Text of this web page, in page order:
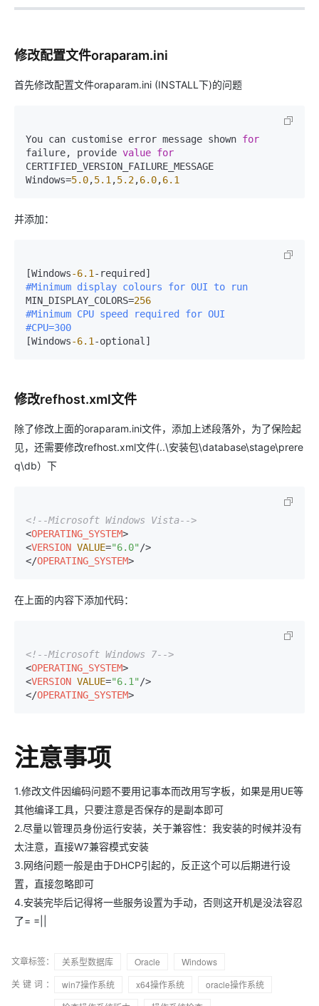
修改配置文件oraparam.ini
首先修改配置文件oraparam.ini (INSTALL下)的问题
You can customise error message shown for
failure, provide value for
CERTIFIED_VERSION_FAILURE_MESSAGE
Windows=5.0,5.1 ,5.2,6.0,6.1
并添加：
[Windows-6.1
#Minimum display colours for OUI to run
MIN_DISPLAY_COLORS=256
#Minimum CPU speed required for OUI
#CPU=300
[Windows-6.1 -optional]
修改refhost.xml文件
除了修改上面的oraparam.ini文件，添加上述段落外，为了保险起
见，还需要修改refhost.xml文件(..\安装包\database\stage\prere
q\db）下
<!--Microsoft Windows Vista-->
<OPERATING_SYSTEM>
<VERSION VALUE="6.0" />
</OPERATING_SYSTEM>
在上面的内容下添加代码：
<!--Microsoft Windows 7-->
<OPERATING_SYSTEM>
<VERSION VALUE="6.1" />
</OPERATING_SYSTEM>
注意事项
1.修改文件因编码问题不要用记事本而改用写字板，如果是用UE等
其他编译工具，只要注意是否保存的是副本即可
2.尽量以管理员身份运行安装，关于兼容性：我安装的时候并没有
太注意，直接W7兼容模式安装
3.网络问题一般是由于DHCP引起的，反正这个可以后期进行设
置，直接忽略即可
4.安装完毕后记得将一些服务设置为手动，否则这开机是没法容忍
了= =||
文章标签： 关系型数据库 Oracle
Windows
关键词：
win7操作系统 x64操作系统
oracle操作系统